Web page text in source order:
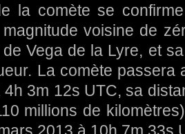
la comète se
voisine de
Vega de la Lyre, et
La comète passera
3m 12s UTC, sa
millions de